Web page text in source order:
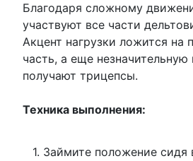
Благодаря сложному
участвуют все части
Акцент нагрузки ложится на
часть, а еще незначительную
получают трицепсы.
Техника выполнения:
Займите положение сидя